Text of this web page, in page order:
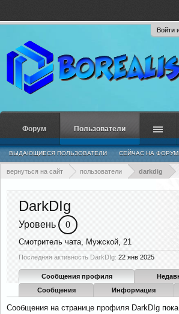
Войти
вернуться на сайт пользователи darkdig
DarkDIg
Уровень 0
Смотритель чата, Мужской, 21
Последняя активность DarkDIg: 22 янв 2025
Сообщения профиля
Сообщения
Информация
Сообщения на странице профиля DarkDIg пока
Форум Пользователи
ВЫДАЮЩИЕСЯ ПОЛЬЗОВАТЕЛИ СЕЙЧАС НА
НЕДАВНЯЯ АКТИВНОСТЬ НОВЫЕ СООБЩЕНИЯ